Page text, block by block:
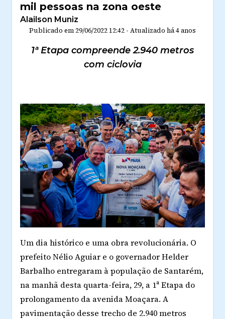
mil pessoas na zona oeste
Alailson Muniz
Publicado em 29/06/2022 12:42 - Atualizado há 4 anos
1ª Etapa compreende 2.940 metros
com ciclovia
Um dia histórico e uma obra revolucionária. O
prefeito Nélio Aguiar e o governador Helder
Barbalho entregaram à população de Santarém,
na manhã desta quarta-feira, 29, a 1ª Etapa do
prolongamento da avenida Moaçara. A
pavimentação desse trecho de 2.940 metros